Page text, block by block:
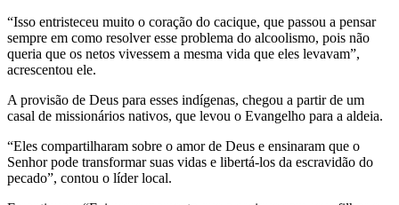
“Isso entristeceu muito o coração do cacique, que passou a pensar
sempre em como resolver esse problema do alcoolismo, pois não
queria que os netos vivessem a mesma vida que eles levavam”,
acrescentou ele.
A provisão de Deus para esses indígenas, chegou a partir de um
casal de missionários nativos, que levou o Evangelho para a aldeia.
“Eles compartilharam sobre o amor de Deus e ensinaram que o
Senhor pode transformar suas vidas e libertá-los da escravidão do
pecado”, contou o líder local.